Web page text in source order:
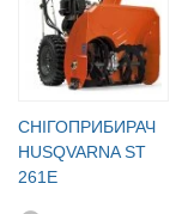
СНІГОПРИБИРАЧ
HUSQVARNA ST
261E